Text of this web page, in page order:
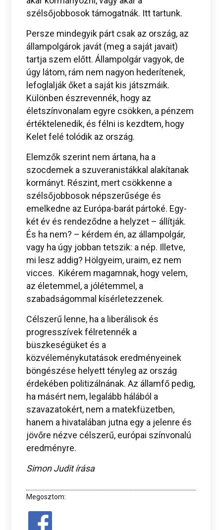
szélsőjobbosok támogatnák. Itt tartunk.
Persze mindegyik párt csak az ország, az
állampolgárok javát (meg a saját javait)
tartja szem előtt. Állampolgár vagyok, de
úgy látom, rám nem nagyon hederítenek,
lefoglalják őket a saját kis játszmáik.
Különben észrevennék, hogy az
életszínvonalam egyre csökken, a pénzem
értéktelenedik, és félni is kezdtem, hogy
Kelet felé tolódik az ország.
Elemzők szerint nem ártana, ha a
szocdemek a szuveranistákkal alakítanak
kormányt. Részint, mert csökkenne a
szélsőjobbosok népszerűsége és
emelkedne az Európa-barát pártoké. Egy-
két év és rendeződne a helyzet – állítják.
És ha nem? – kérdem én, az állampolgár,
vagy ha úgy jobban tetszik: a nép. Illetve,
mi lesz addig? Hölgyeim, uraim, ez nem
vicces. Kikérem magamnak, hogy velem,
az életemmel, a jólétemmel, a
szabadságommal kísérletezzenek.
Célszerű lenne, ha a liberálisok és
progresszívek félretennék a
büszkeségüket és a
közvéleménykutatások eredményeinek
böngészése helyett tényleg az ország
érdekében politizálnának. Az államfő pedig,
ha másért nem, legalább hálából a
szavazatokért, nem a matekfüzetben,
hanem a hivatalában jutna egy a jelenre és
jövőre nézve célszerű, európai színvonalú
eredményre.
Simon Judit írása
Megosztom: